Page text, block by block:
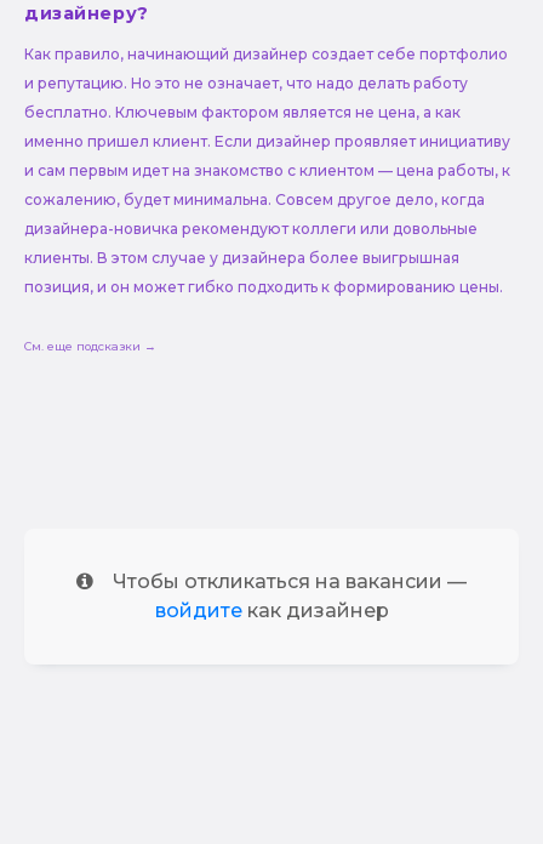
дизайнеру?
Как правило, начинающий дизайнер создает себе портфолио
и репутацию. Но это не означает, что надо делать работу
бесплатно. Ключевым фактором является не цена, а как
именно пришел клиент. Если дизайнер проявляет инициативу
и сам первым идет на знакомство с клиентом — цена работы, к
сожалению, будет минимальна. Совсем другое дело, когда
дизайнера-новичка рекомендуют коллеги или довольные
клиенты. В этом случае у дизайнера более выигрышная
позиция, и он может гибко подходить к формированию цены.
См. еще подсказки →
Чтобы откликаться на вакансии —
войдитекак дизайнер